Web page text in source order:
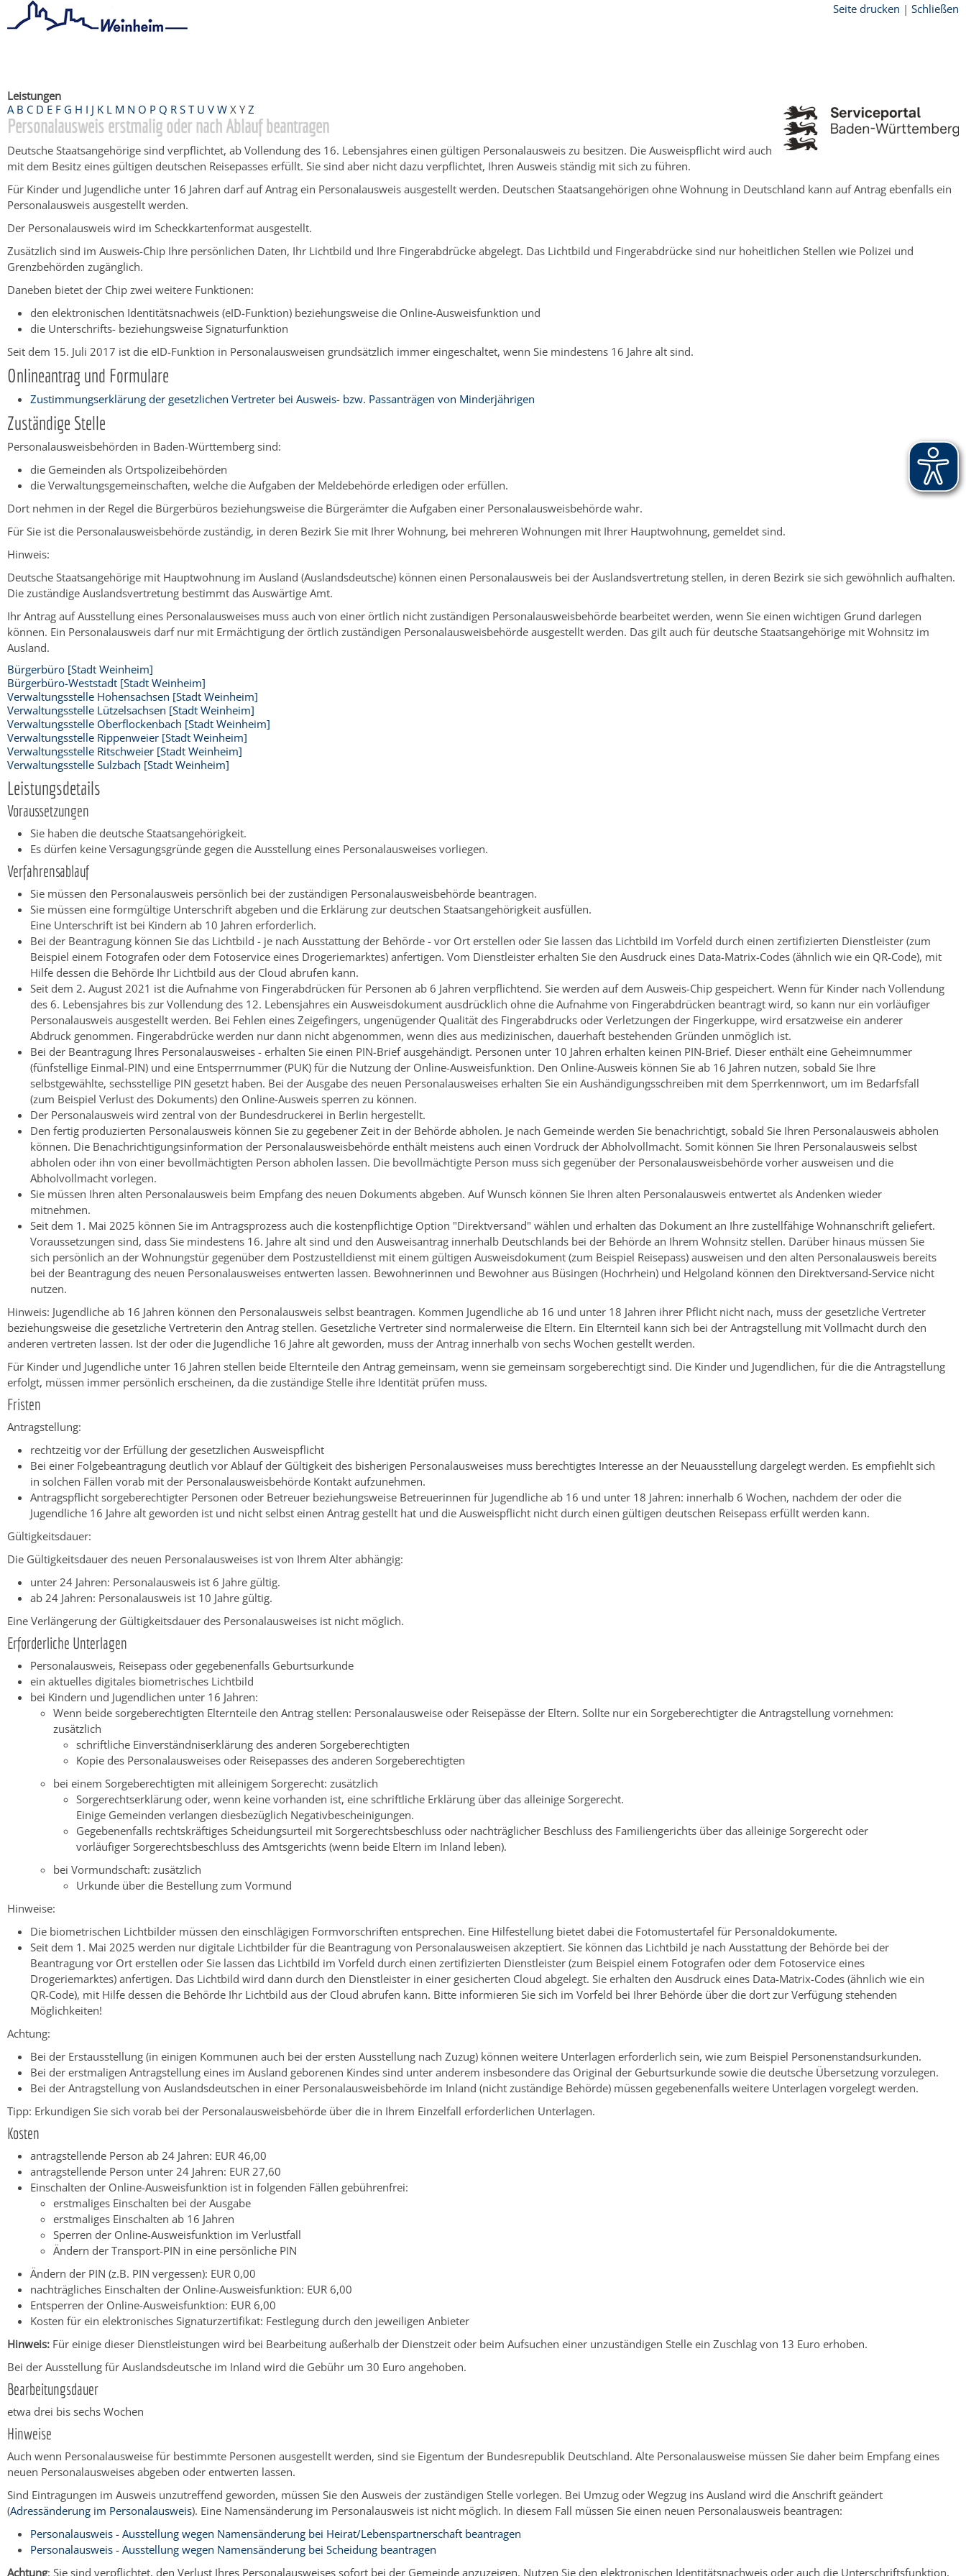
Seite drucken | Schließen
Leistungen
A B C D E F G H I J K L M N O P Q R S T U V W X Y Z
Personalausweis erstmalig oder nach Ablauf beantragen
Deutsche Staatsangehörige sind verpflichtet, ab Vollendung des 16. Lebensjahres einen gültigen Personalausweis zu besitzen. Die Ausweispflicht wird auch
mit dem Besitz eines gültigen deutschen Reisepasses erfüllt. Sie sind aber nicht dazu verpflichtet, Ihren Ausweis ständig mit sich zu führen.
Für Kinder und Jugendliche unter 16 Jahren darf auf Antrag ein Personalausweis ausgestellt werden. Deutschen Staatsangehörigen ohne Wohnung in Deutschland kann auf Antrag ebenfalls ein
Personalausweis ausgestellt werden.
Der Personalausweis wird im Scheckkartenformat ausgestellt.
Zusätzlich sind im Ausweis-Chip Ihre persönlichen Daten, Ihr Lichtbild und Ihre Fingerabdrücke abgelegt. Das Lichtbild und Fingerabdrücke sind nur hoheitlichen Stellen wie Polizei und
Grenzbehörden zugänglich.
Daneben bietet der Chip zwei weitere Funktionen:
den elektronischen Identitätsnachweis (eID-Funktion) beziehungsweise die Online-Ausweisfunktion und
die Unterschrifts- beziehungsweise Signaturfunktion
Seit dem 15. Juli 2017 ist die eID-Funktion in Personalausweisen grundsätzlich immer eingeschaltet, wenn Sie mindestens 16 Jahre alt sind.
Onlineantrag und Formulare
Zustimmungserklärung der gesetzlichen Vertreter bei Ausweis- bzw. Passanträgen von Minderjährigen
Zuständige Stelle
Personalausweisbehörden in Baden-Württemberg sind:
die Gemeinden als Ortspolizeibehörden
die Verwaltungsgemeinschaften, welche die Aufgaben der Meldebehörde erledigen oder erfüllen.
Dort nehmen in der Regel die Bürgerbüros beziehungsweise die Bürgerämter die Aufgaben einer Personalausweisbehörde wahr.
Für Sie ist die Personalausweisbehörde zuständig, in deren Bezirk Sie mit Ihrer Wohnung, bei mehreren Wohnungen mit Ihrer Hauptwohnung, gemeldet sind.
Hinweis:
Deutsche Staatsangehörige mit Hauptwohnung im Ausland (Auslandsdeutsche) können einen Personalausweis bei der Auslandsvertretung stellen, in deren Bezirk sie sich gewöhnlich aufhalten.
Die zuständige Auslandsvertretung bestimmt das Auswärtige Amt.
Ihr Antrag auf Ausstellung eines Personalausweises muss auch von einer örtlich nicht zuständigen Personalausweisbehörde bearbeitet werden, wenn Sie einen wichtigen Grund darlegen
können. Ein Personalausweis darf nur mit Ermächtigung der örtlich zuständigen Personalausweisbehörde ausgestellt werden. Das gilt auch für deutsche Staatsangehörige mit Wohnsitz im
Ausland.
Bürgerbüro [Stadt Weinheim]
Bürgerbüro-Weststadt [Stadt Weinheim]
Verwaltungsstelle Hohensachsen [Stadt Weinheim]
Verwaltungsstelle Lützelsachsen [Stadt Weinheim]
Verwaltungsstelle Oberflockenbach [Stadt Weinheim]
Verwaltungsstelle Rippenweier [Stadt Weinheim]
Verwaltungsstelle Ritschweier [Stadt Weinheim]
Verwaltungsstelle Sulzbach [Stadt Weinheim]
Leistungsdetails
Voraussetzungen
Sie haben die deutsche Staatsangehörigkeit.
Es dürfen keine Versagungsgründe gegen die Ausstellung eines Personalausweises vorliegen.
Verfahrensablauf
Sie müssen den Personalausweis persönlich bei der zuständigen Personalausweisbehörde beantragen.
Sie müssen eine formgültige Unterschrift abgeben und die Erklärung zur deutschen Staatsangehörigkeit ausfüllen.
Eine Unterschrift ist bei Kindern ab 10 Jahren erforderlich.
Bei der Beantragung können Sie das Lichtbild - je nach Ausstattung der Behörde - vor Ort erstellen oder Sie lassen das Lichtbild im Vorfeld durch einen zertifizierten Dienstleister (zum
Beispiel einem Fotografen oder dem Fotoservice eines Drogeriemarktes) anfertigen. Vom Dienstleister erhalten Sie den Ausdruck eines Data-Matrix-Codes (ähnlich wie ein QR-Code), mit
Hilfe dessen die Behörde Ihr Lichtbild aus der Cloud abrufen kann.
Seit dem 2. August 2021 ist die Aufnahme von Fingerabdrücken für Personen ab 6 Jahren verpflichtend. Sie werden auf dem Ausweis-Chip gespeichert. Wenn für Kinder nach Vollendung
des 6. Lebensjahres bis zur Vollendung des 12. Lebensjahres ein Ausweisdokument ausdrücklich ohne die Aufnahme von Fingerabdrücken beantragt wird, so kann nur ein vorläufiger
Personalausweis ausgestellt werden. Bei Fehlen eines Zeigefingers, ungenügender Qualität des Fingerabdrucks oder Verletzungen der Fingerkuppe, wird ersatzweise ein anderer
Abdruck genommen. Fingerabdrücke werden nur dann nicht abgenommen, wenn dies aus medizinischen, dauerhaft bestehenden Gründen unmöglich ist.
Bei der Beantragung Ihres Personalausweises - erhalten Sie einen PIN-Briefausgehändigt. Personen unter 10 Jahren erhalten keinen PIN-Brief. Dieser enthält eine Geheimnummer
(fünfstellige Einmal-PIN) und eine Entsperrnummer (PUK) für die Nutzung der Online-Ausweisfunktion. Den Online-Ausweis können Sie ab 16 Jahren nutzen, sobald Sie Ihre
selbstgewählte, sechsstellige PIN gesetzt haben. Bei der Ausgabe des neuen Personalausweises erhalten Sie ein Aushändigungsschreiben mit dem Sperrkennwort, um im Bedarfsfall
(zum Beispiel Verlust des Dokuments) den Online-Ausweis sperren zu können.
Der Personalausweis wird zentral von der Bundesdruckerei in Berlin hergestellt.
Den fertig produzierten Personalausweis können Sie zu gegebener Zeit in der Behörde abholen. Je nach Gemeinde werden Sie benachrichtigt, sobald Sie Ihren Personalausweis abholen
können. Die Benachrichtigungsinformation der Personalausweisbehörde enthält meistens auch einen Vordruck der Abholvollmacht. Somit können Sie Ihren Personalausweis selbst
abholen oder ihn von einer bevollmächtigten Person abholen lassen. Die bevollmächtigte Person muss sich gegenüber der Personalausweisbehörde vorher ausweisen und die
Abholvollmacht vorlegen.
Sie müssen Ihren alten Personalausweis beim Empfang des neuen Dokuments abgeben. Auf Wunsch können Sie Ihren alten Personalausweis entwertet als Andenken wieder
mitnehmen.
Seit dem 1. Mai 2025 können Sie im Antragsprozess auch die kostenpflichtige Option "Direktversand" wählen und erhalten das Dokument an Ihre zustellfähige Wohnanschrift geliefert.
Voraussetzungen sind, dass Sie mindestens 16. Jahre alt sind und den Ausweisantrag innerhalb Deutschlands bei der Behörde an Ihrem Wohnsitz stellen. Darüber hinaus müssen Sie
sich persönlich an der Wohnungstür gegenüber dem Postzustelldienst mit einem gültigen Ausweisdokument (zum Beispiel Reisepass) ausweisen und den alten Personalausweis bereits
bei der Beantragung des neuen Personalausweises entwerten lassen. Bewohnerinnen und Bewohner aus Büsingen (Hochrhein) und Helgoland können den Direktversand-Service nicht
nutzen.
Hinweis: Jugendliche ab 16 Jahren können den Personalausweis selbst beantragen. Kommen Jugendliche ab 16 und unter 18 Jahren ihrer Pflicht nicht nach, muss der gesetzliche Vertreter
beziehungsweise die gesetzliche Vertreterin den Antrag stellen. Gesetzliche Vertreter sind normalerweise die Eltern. Ein Elternteil kann sich bei der Antragstellung mit Vollmacht durch den
anderen vertreten lassen. Ist der oder die Jugendliche 16 Jahre alt geworden, muss der Antrag innerhalb von sechs Wochen gestellt werden.
Für Kinder und Jugendliche unter 16 Jahren stellen beide Elternteile den Antrag gemeinsam, wenn sie gemeinsam sorgeberechtigt sind. Die Kinder und Jugendlichen, für die die Antragstellung
erfolgt, müssen immer persönlich erscheinen, da die zuständige Stelle ihre Identität prüfen muss.
Fristen
Antragstellung:
rechtzeitig vor der Erfüllung der gesetzlichen Ausweispflicht
Bei einer Folgebeantragung deutlich vor Ablauf der Gültigkeit des bisherigen Personalausweises muss berechtigtes Interesse an der Neuausstellung dargelegt werden. Es empfiehlt sich
in solchen Fällen vorab mit der Personalausweisbehörde Kontakt aufzunehmen.
Antragspflicht sorgeberechtigter Personen oder Betreuer beziehungsweise Betreuerinnen für Jugendliche ab 16 und unter 18 Jahren: innerhalb 6 Wochen, nachdem der oder die
Jugendliche 16 Jahre alt geworden ist und nicht selbst einen Antrag gestellt hat und die Ausweispflicht nicht durch einen gültigen deutschen Reisepass erfüllt werden kann.
Gültigkeitsdauer:
Die Gültigkeitsdauer des neuen Personalausweises ist von Ihrem Alter abhängig:
unter 24 Jahren: Personalausweis ist 6 Jahre gültig.
ab 24 Jahren: Personalausweis ist 10 Jahre gültig.
Eine Verlängerung der Gültigkeitsdauer des Personalausweises ist nicht möglich.
Erforderliche Unterlagen
Personalausweis, Reisepass oder gegebenenfalls Geburtsurkunde
ein aktuelles digitales biometrisches Lichtbild
bei Kindern und Jugendlichen unter 16 Jahren:
Wenn beide sorgeberechtigten Elternteile den Antrag stellen: Personalausweise oder Reisepässe der Eltern. Sollte nur ein Sorgeberechtigter die Antragstellung vornehmen:
zusätzlich
schriftliche Einverständniserklärung des anderen Sorgeberechtigten
Kopie des Personalausweises oder Reisepasses des anderen Sorgeberechtigten
bei einem Sorgeberechtigten mit alleinigem Sorgerecht: zusätzlich
Sorgerechtserklärung oder, wenn keine vorhanden ist, eine schriftliche Erklärung über das alleinige Sorgerecht.
Einige Gemeinden verlangen diesbezüglich Negativbescheinigungen.
Gegebenenfalls rechtskräftiges Scheidungsurteil mit Sorgerechtsbeschluss oder nachträglicher Beschluss des Familiengerichts über das alleinige Sorgerecht oder
vorläufiger Sorgerechtsbeschluss des Amtsgerichts (wenn beide Eltern im Inland leben).
bei Vormundschaft: zusätzlich
Urkunde über die Bestellung zum Vormund
Hinweise:
Die biometrischen Lichtbilder müssen den einschlägigen Formvorschriften entsprechen. Eine Hilfestellung bietet dabei die Fotomustertafel für Personaldokumente.
Seit dem 1. Mai 2025 werden nur digitale Lichtbilder für die Beantragung von Personalausweisen akzeptiert. Sie können das Lichtbild je nach Ausstattung der Behörde bei der
Beantragung vor Ort erstellen oder Sie lassen das Lichtbild im Vorfeld durch einen zertifizierten Dienstleister (zum Beispiel einem Fotografen oder dem Fotoservice eines
Drogeriemarktes) anfertigen. Das Lichtbild wird dann durch den Dienstleister in einer gesicherten Cloud abgelegt. Sie erhalten den Ausdruck eines Data-Matrix-Codes (ähnlich wie ein
QR-Code), mit Hilfe dessen die Behörde Ihr Lichtbild aus der Cloud abrufen kann. Bitte informieren Sie sich im Vorfeld bei Ihrer Behörde über die dort zur Verfügung stehenden
Möglichkeiten!
Achtung:
Bei der Erstausstellung (in einigen Kommunen auch bei der ersten Ausstellung nach Zuzug) können weitere Unterlagen erforderlich sein, wie zum Beispiel Personenstandsurkunden.
Bei der erstmaligen Antragstellung eines im Ausland geborenen Kindes sind unter anderem insbesondere das Original der Geburtsurkunde sowie die deutsche Übersetzung vorzulegen.
Bei der Antragstellung von Auslandsdeutschen in einer Personalausweisbehörde im Inland (nicht zuständige Behörde) müssen gegebenenfalls weitere Unterlagen vorgelegt werden.
Tipp: Erkundigen Sie sich vorab bei der Personalausweisbehörde über die in Ihrem Einzelfall erforderlichen Unterlagen.
Kosten
antragstellende Person ab 24 Jahren: EUR 46,00
antragstellende Person unter 24 Jahren: EUR 27,60
Einschalten der Online-Ausweisfunktion ist in folgenden Fällen gebührenfrei:
erstmaliges Einschalten bei der Ausgabe
erstmaliges Einschalten ab 16 Jahren
Sperren der Online-Ausweisfunktion im Verlustfall
Ändern der Transport-PIN in eine persönliche PIN
Ändern der PIN (z.B. PIN vergessen): EUR 0,00
nachträgliches Einschalten der Online-Ausweisfunktion: EUR 6,00
Entsperren der Online-Ausweisfunktion: EUR 6,00
Kosten für ein elektronisches Signaturzertifikat: Festlegung durch den jeweiligen Anbieter
Hinweis: Für einige dieser Dienstleistungen wird bei Bearbeitung außerhalb der Dienstzeit oder beim Aufsuchen einer unzuständigen Stelle ein Zuschlag von 13 Euro erhoben.
Bei der Ausstellung für Auslandsdeutsche im Inland wird die Gebühr um 30 Euro angehoben.
Bearbeitungsdauer
etwa drei bis sechs Wochen
Hinweise
Auch wenn Personalausweise für bestimmte Personen ausgestellt werden, sind sie Eigentum der Bundesrepublik Deutschland. Alte Personalausweise müssen Sie daher beim Empfang eines
neuen Personalausweises abgeben oder entwerten lassen.
Sind Eintragungen im Ausweis unzutreffend geworden, müssen Sie den Ausweis der zuständigen Stelle vorlegen. Bei Umzug oder Wegzug ins Ausland wird die Anschrift geändert
(Adressänderung im Personalausweis). Eine Namensänderung im Personalausweis ist nicht möglich. In diesem Fall müssen Sie einen neuen Personalausweis beantragen:
Personalausweis - Ausstellung wegen Namensänderung bei Heirat/Lebenspartnerschaft beantragen
Personalausweis - Ausstellung wegen Namensänderung bei Scheidung beantragen
Achtung: Sie sind verpflichtet, den Verlust Ihres Personalausweises sofort bei der Gemeinde anzuzeigen. Nutzen Sie den elektronischen Identitätsnachweis oder auch die Unterschriftsfunktion,